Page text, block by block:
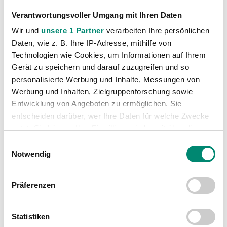
Verantwortungsvoller Umgang mit Ihren Daten
Wir und unsere 1 Partner verarbeiten Ihre persönlichen
Daten, wie z. B. Ihre IP-Adresse, mithilfe von
Technologien wie Cookies, um Informationen auf Ihrem
Gerät zu speichern und darauf zuzugreifen und so
personalisierte Werbung und Inhalte, Messungen von
Werbung und Inhalten, Zielgruppenforschung sowie
Entwicklung von Angeboten zu ermöglichen. Sie
entscheiden darüber, wer Ihre Daten für welche Zwecke
Trigger Symbol ändern oder widerrufen
Erfahren Sie mehr darüber, wie Ihre persönlichen Daten
verarbeitet werden, und legen Sie Ihre Präferenzen im
Wir verwenden Cookies, um Inhalte und Anzeigen zu
Notwendig
Präferenzen
Statistiken
Kategorien
Akademie
(236)
Allgemeine News
Damen
Junge Wikinger Ried
Nachwuchs
(74)
Ticketing
(91)